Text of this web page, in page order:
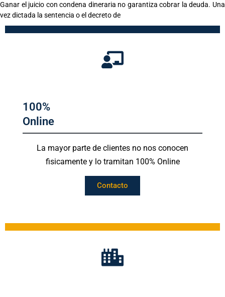
Ganar el juicio con condena dineraria no garantiza cobrar la deuda. Una
vez dictada la sentencia o el decreto de
100%
Online
La mayor parte de clientes no nos conocen
fisicamente y lo tramitan 100% Online
Contacto